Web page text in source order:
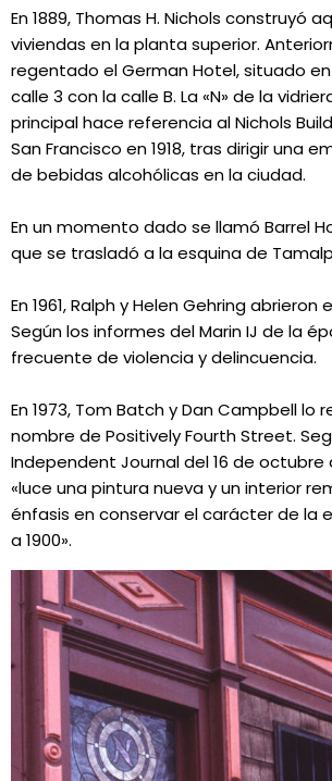
En 1889, Thomas H. Nichols construyó
viviendas en la planta superior.
regentado el German Hotel, situado
calle 3 con la calle B. La «N» de la
principal hace referencia al Nichols
San Francisco en 1918, tras dirigir una
de bebidas alcohólicas en la ciudad.
En un momento dado se llamó Barrel
que se trasladó a la esquina de
En 1961, Ralph y Helen Gehring abrieron
Según los informes del Marin IJ de la
frecuente de violencia y delincuencia.
En 1973, Tom Batch y Dan Campbell lo
nombre de Positively Fourth Street.
Independent Journal del 16 de octubre
«luce una pintura nueva y un interior
énfasis en conservar el carácter de la
a 1900».